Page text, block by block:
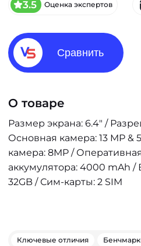
3.5 Оценка экспертов
Сравнить
О товаре
Размер экрана: 6.4" /
Основная камера: 13 MP &
камера: 8MP /
аккумулятора: 4000 mAh /
32GB / Сим-карты: 2 SIM
Ключевые отличия